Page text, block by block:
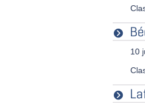
10